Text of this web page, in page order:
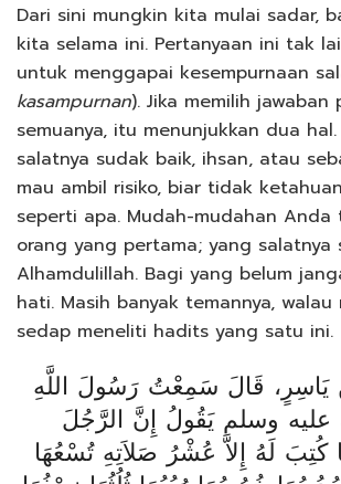
Dari sini mungkin kita mulai sadar,
kita selama ini. Pertanyaan ini tak
untuk menggapai kesempurnaan
kasampurnan). Jika memilih jawaban
semuanya, itu menunjukkan dua
salatnya sudak baik, ihsan, atau
mau ambil risiko, biar tidak
seperti apa. Mudah-mudahan Anda
orang yang pertama; yang salatnya
Alhamdulillah. Bagi yang belum
hati. Masih banyak temannya,
sedap meneliti hadits yang satu ini.
قَالَ سَمِعْتُ رَسُولَ اللَّهِ
عليه وسلم يَقُولُ إِنَّ الرَّجُلَ
لَهُ إِلاَّ عُشْرُ صَلاَتِهِ تُسْعُهَا